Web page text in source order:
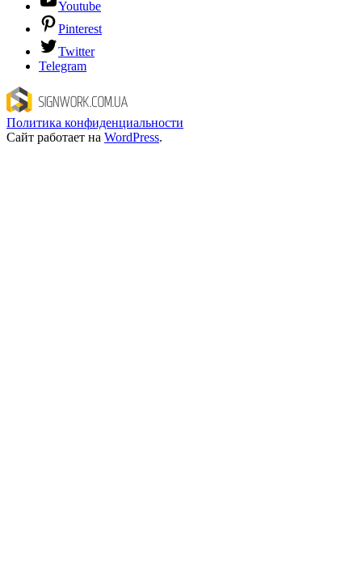
Youtube
Pinterest
Twitter
Telegram
Политика конфиденциальности
Сайт работает на WordPress.